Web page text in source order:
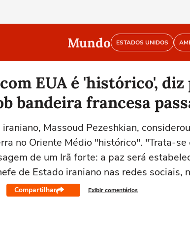
Mundo ESTADOS UNIDOS
EUA é 'histórico',
bandeira francesa
Massoud Pezeshkian,
no Oriente Médio "histórico". "Trata-
de um Irã forte: a paz será
de Estado iraniano nas redes sociais,
Compartilhar Exibir comentários